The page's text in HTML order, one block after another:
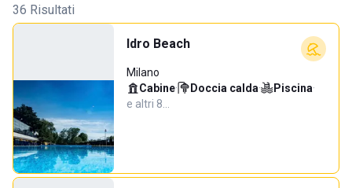
36 Risultati
Idro Beach
Milano
Cabine· Doccia calda· Piscina·
e altri 8…